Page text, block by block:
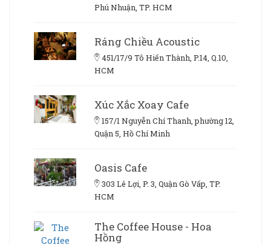
Phú Nhuận, TP. HCM
Ráng Chiều Acoustic
451/17/9 Tô Hiến Thành, P.14, Q.10,
HCM
Xúc Xắc Xoay Cafe
157/1 Nguyễn Chí Thanh, phường 12,
Quận 5, Hồ Chí Minh
Oasis Cafe
303 Lê Lợi, P. 3, Quận Gò Vấp, TP.
HCM
The Coffee House - Hoa
Hồng